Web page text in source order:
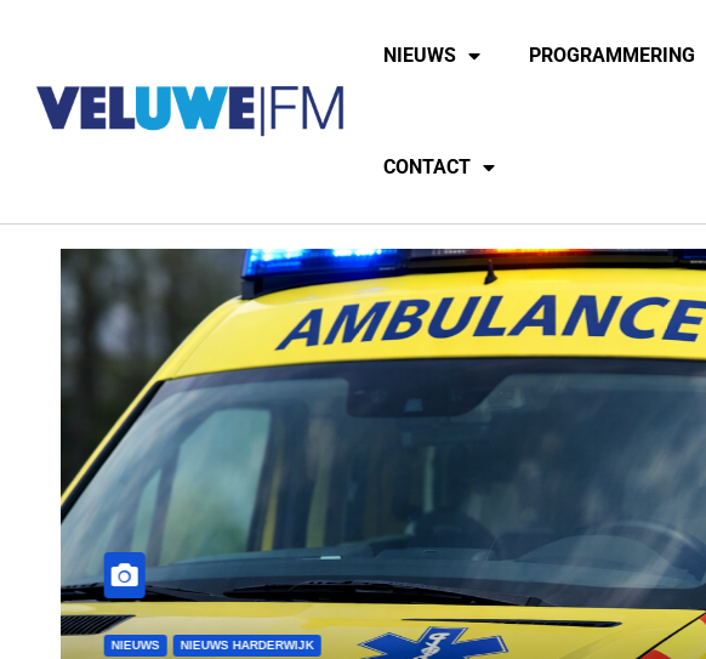
NIEUWS PROGRAMMERING
CONTACT
NIEUWS NIEUWS ERMELO